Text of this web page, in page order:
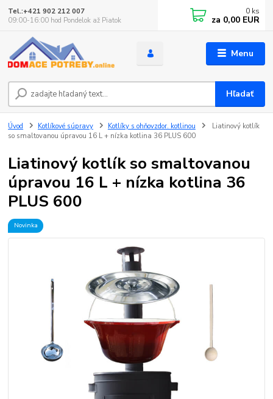
Menu
Hľadať
Tel.:+421 902 212 007
09:00-16:00 hod Pondelok až Piatok
0 ks
za 0,00 EUR
Úvod Kotlíkové súpravy Kotlíky s ohňovzdor. kotlinou
Liatinový kotlík
so smaltovanou úpravou 16 L + nízka kotlina 36 PLUS 600
Liatinový kotlík so smaltovanou
úpravou 16 L + nízka kotlina 36
PLUS 600
Novinka